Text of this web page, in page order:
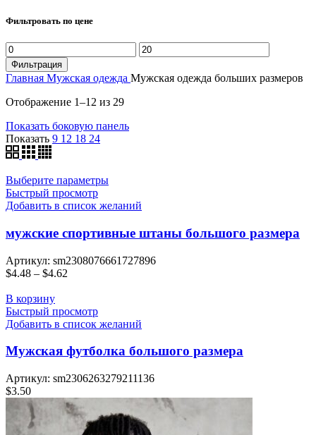
Фильтровать по цене
Минимальная
цена
Максимальная
цена
Фильтрация
Главная Мужская одежда Мужская одежда больших размеров
Отображение 1–12 из 29Сортировка:
недавние
Показать боковую панель
Показать 9 12 18 24
Выберите параметры
Быстрый просмотр
Добавить в список желаний
мужские спортивные штаны большого размера
Артикул: sm2308076661727896
$4.48 – $4.62
В корзину
Быстрый просмотр
Добавить в список желаний
Мужская футболка большого размера
Артикул: sm2306263279211136
$3.50